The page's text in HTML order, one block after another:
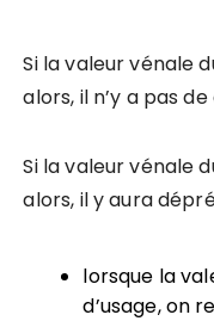
Si la valeur vénale
alors, il n’y a pas
Si la valeur vénale
alors, il y aura
lorsque la
d’usage, on